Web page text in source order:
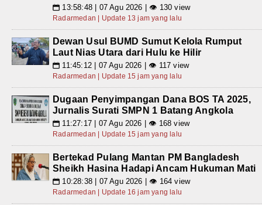
📅 13:58:48 | 07 Agu 2026 | 👁 130 view
Radarmedan | Update 13 jam yang lalu
Dewan Usul BUMD Sumut Kelola Rumput
Laut Nias Utara dari Hulu ke Hilir
📅 11:45:12 | 07 Agu 2026 | 👁 117 view
Radarmedan | Update 15 jam yang lalu
Dugaan Penyimpangan Dana BOS TA 2025,
Jurnalis Surati SMPN 1 Batang Angkola
📅 11:27:17 | 07 Agu 2026 | 👁 168 view
Radarmedan | Update 15 jam yang lalu
Bertekad Pulang Mantan PM Bangladesh
Sheikh Hasina Hadapi Ancam Hukuman Mati
📅 10:28:38 | 07 Agu 2026 | 👁 164 view
Radarmedan | Update 16 jam yang lalu